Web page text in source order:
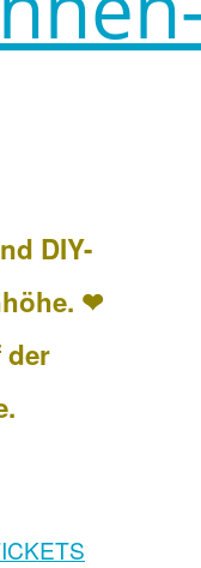
DIY-
❤
der